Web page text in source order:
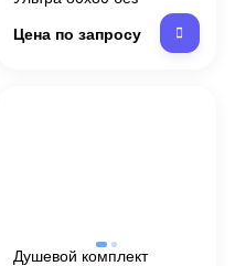
поддона прозрачное
стекло /2 части/КС56(1)/
Цена по запросу
Душевой комплект